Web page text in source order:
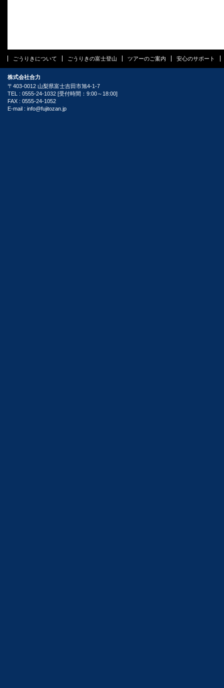
ごうりきについて ごうりきの富士登山 ツアーのご案内 安心のサポート
株式会社合力
〒403-0012 山梨県富士吉田市旭4-1-7
TEL : 0555-24-1032 [受付時間：9:00～18:00]
FAX : 0555-24-1052
E-mail : info@fujitozan.jp